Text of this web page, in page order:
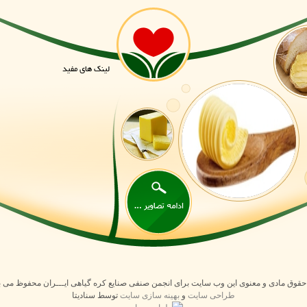
لینک های مفید
حقوق مادی و معنوی این وب سایت برای انجمن صنفی صنایع کره گیاهی ایـــران محفوظ می
طراحی سایت و بهینه سازی سایت توسط سنادیتا